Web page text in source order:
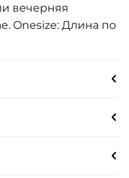
вечерняя
Onesize: Длина по